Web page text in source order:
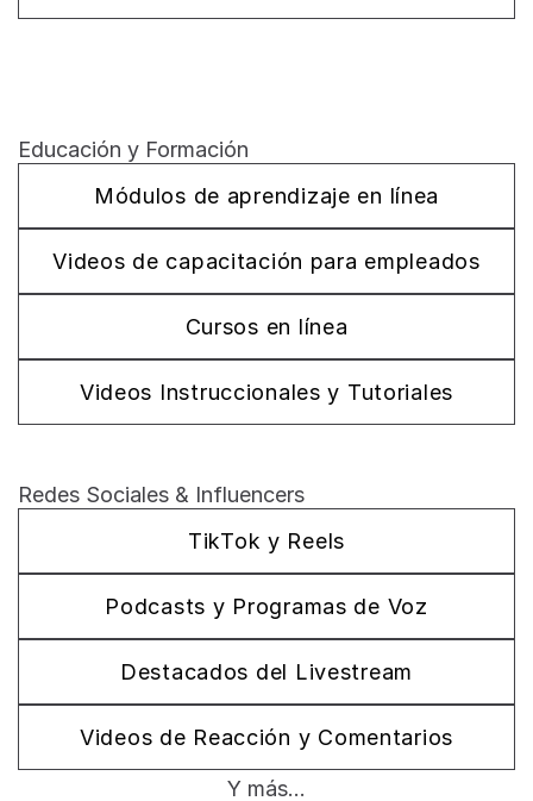
Educación y Formación
Módulos de aprendizaje en línea
Videos de capacitación para empleados
Cursos en línea
Videos Instruccionales y Tutoriales
Redes Sociales & Influencers
TikTok y Reels
Podcasts y Programas de Voz
Destacados del Livestream
Videos de Reacción y Comentarios
Y más...